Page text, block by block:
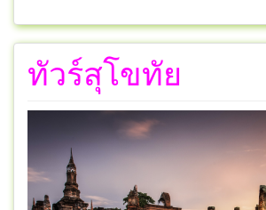
ทัวร์สุโขทัย